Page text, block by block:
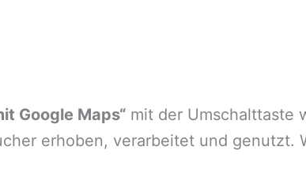
Google Maps“ mit der Umschalttaste
erhoben, verarbeitet und genutzt.